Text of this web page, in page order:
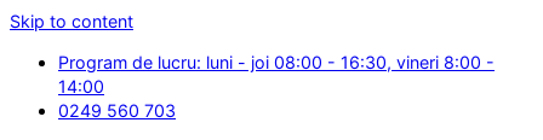
Skip to content
Program de lucru: luni - joi 08:00 - 16:30, vineri 8:00 -
14:00
0249 560 703